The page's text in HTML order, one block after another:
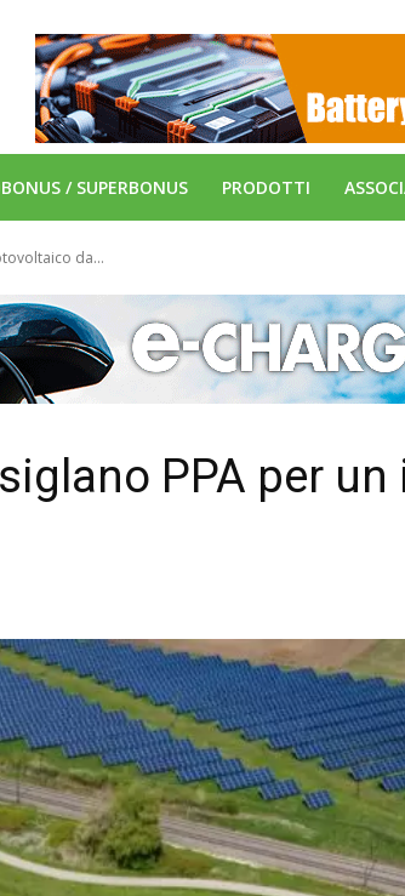
/ SUPERBONUS PRODOTTI
da...
PPA per